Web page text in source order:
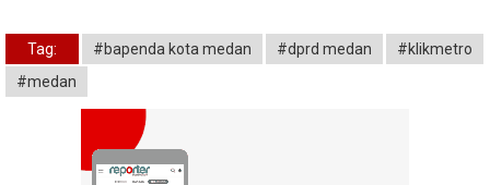
Tag: #bapenda kota medan #dprd medan
#klikmetro
#medan